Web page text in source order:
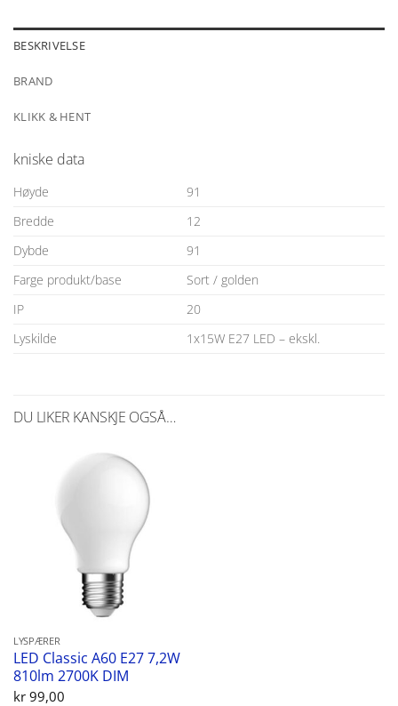
BESKRIVELSE
BRAND
KLIKK & HENT
kniske data
Høyde
91
Bredde
12
Dybde
91
Farge produkt/base
Sort / golden
IP
20
Lyskilde
1x15W E27 LED – ekskl.
DU LIKER KANSKJE OGSÅ…
LYSPÆRER
LED Classic A60 E27 7,2W
810lm 2700K DIM
kr99,00